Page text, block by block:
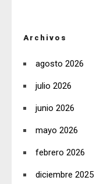
Archivos
agosto 2026
julio 2026
junio 2026
mayo 2026
febrero 2026
diciembre 2025